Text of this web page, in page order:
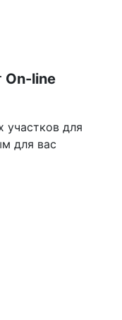
On-line
участков для
для вас